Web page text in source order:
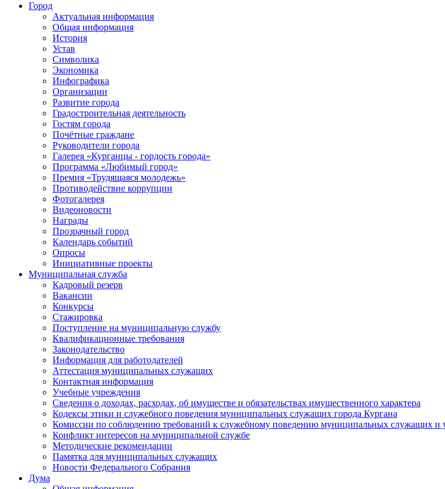
Город
Актуальная информация
Общая информация
История
Устав
Символика
Экономика
Инфографика
Организации
Развитие города
Градостроительная деятельность
Гостям города
Почётные граждане
Руководители города
Галерея «Курганцы - гордость города»
Программа «Любимый город»
Премия «Трудящаяся молодежь»
Противодействие коррупции
Фотогалерея
Видеоновости
Награды
Прозрачный город
Календарь событий
Опросы
Инициативные проекты
Муниципальная служба
Кадровый резерв
Вакансии
Конкурсы
Стажировка
Поступление на муниципальную службу
Квалификационные требования
Законодательство
Информация для работодателей
Аттестация муниципальных служащих
Контактная информация
Учебные учреждения
Сведения о доходах, расходах, об имуществе и обязательствах имущественного характера
Кодексы этики и служебного поведения муниципальных служащих города Кургана
Комиссии по соблюдению требований к служебному поведению муниципальных служащих и
Конфликт интересов на муниципальной службе
Методические рекомендации
Памятка для муниципальных служащих
Новости Федерального Cобрания
Дума